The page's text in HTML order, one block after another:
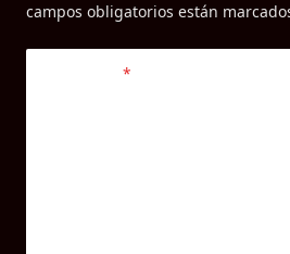
campos obligatorios están
*